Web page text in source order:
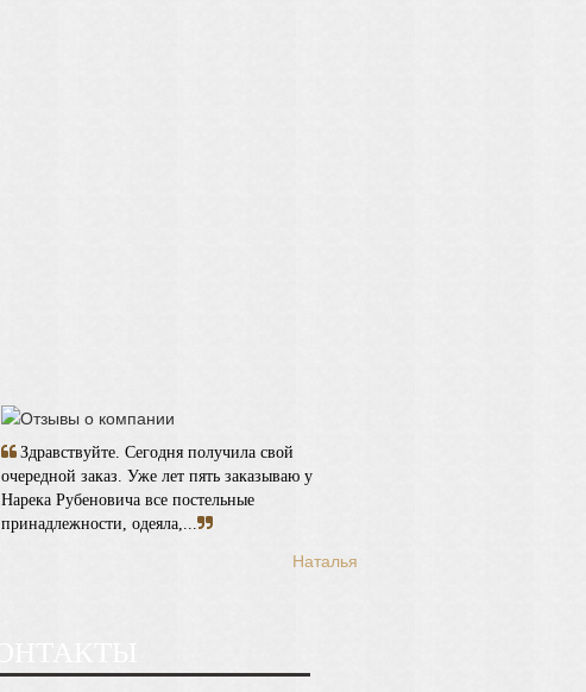
Здравствуйте. Сегодня получила свой
очередной заказ. Уже лет пять заказываю у
Нарека Рубеновича все постельные
принадлежности, одеяла,...
Наталья